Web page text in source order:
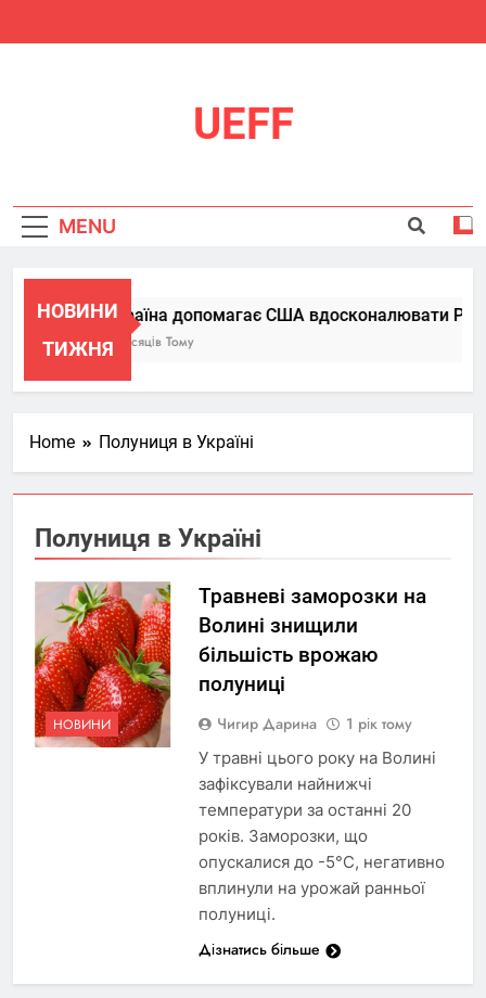
UEFF
MENU
НОВИНИ
ТИЖНЯ
Україна допомагає США вдосконалювати
6 Місяців Тому
Home Полуниця в Україні
Полуниця в Україні
НОВИНИ
Травневі заморозки на
Волині знищили
більшість врожаю
полуниці
Чигир Дарина 1 рік тому
У травні цього року на Волині
зафіксували найнижчі
температури за останні 20
років. Заморозки, що
опускалися до -5°С, негативно
вплинули на урожай ранньої
полуниці.
Дізнатись більше